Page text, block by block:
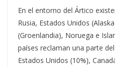
En el entorno del Ártico
Rusia, Estados Unidos
(Groenlandia), Noruega e
países reclaman una parte
Estados Unidos (10%),